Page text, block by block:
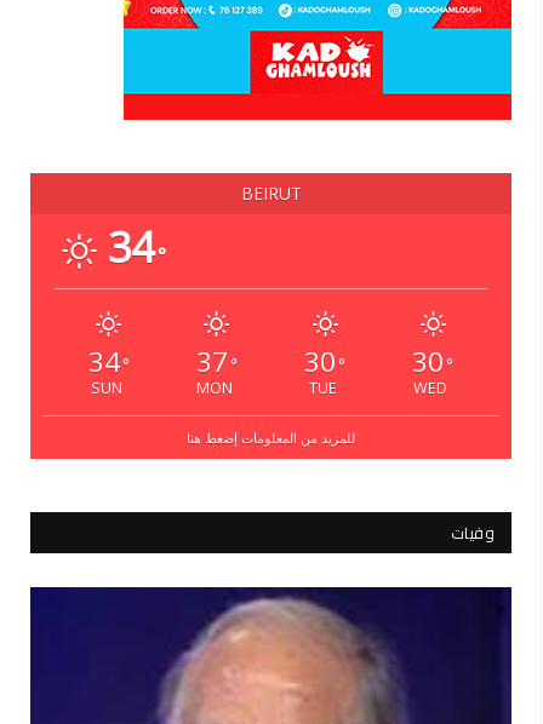
BEIRUT
34°
34°
SUN
37 °
MON
30 °
TUE
30 °
WED
للمزيد من المعلومات إضغط هنا
وفيات